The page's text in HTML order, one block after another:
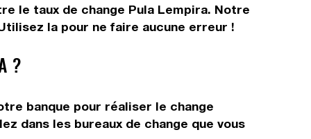
le taux de change Pula Lempira. Notre
la pour ne faire aucune erreur !
?
banque pour réaliser le change
dans les bureaux de change que vous